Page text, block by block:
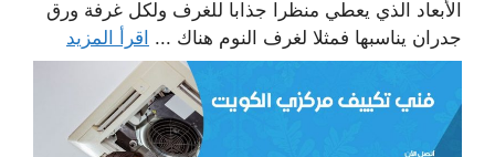
الأبعاد الذي يعطي منظرا جذابا للغرف ولكل غرفة ورق
جدران يناسبها فمثلا لغرف النوم هناك ... اقرأ المزيد